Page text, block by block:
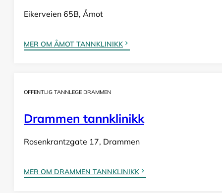
Eikerveien 65B, Åmot
MER OM ÅMOT TANNKLINIKK
OFFENTLIG TANNLEGE DRAMMEN
Drammen tannklinikk
Rosenkrantzgate 17, Drammen
MER OM DRAMMEN TANNKLINIKK